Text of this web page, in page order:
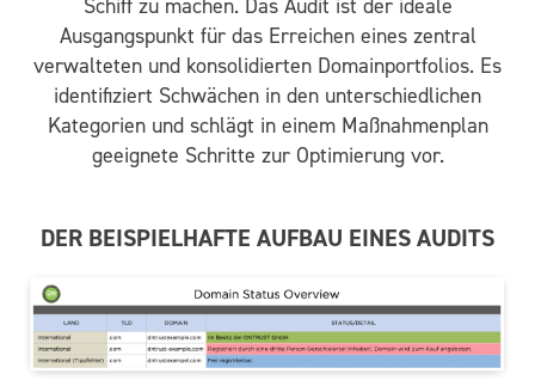
Schiff zu machen. Das Audit ist der ideale
Ausgangspunkt für das Erreichen eines zentral
verwalteten und konsolidierten Domainportfolios. Es
identifiziert Schwächen in den unterschiedlichen
Kategorien und schlägt in einem Maßnahmenplan
geeignete Schritte zur Optimierung vor.
DER BEISPIELHAFTE AUFBAU EINES AUDITS